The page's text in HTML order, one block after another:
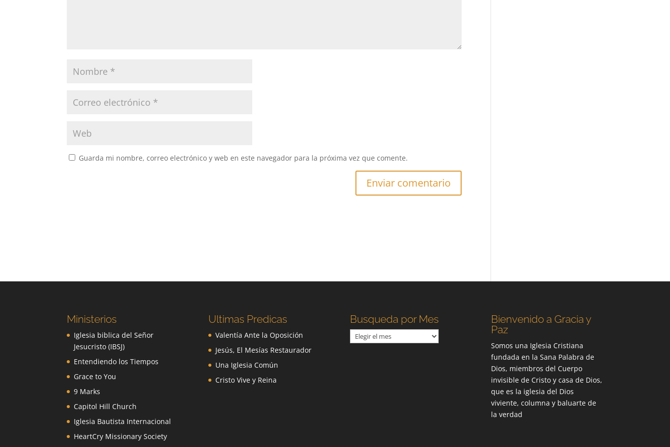
Guarda mi nombre, correo electrónico y web en este navegador para la próxima vez que comente.
Ministerios
Iglesia biblica del Señor
Jesucristo (IBSJ)
Entendiendo los Tiempos
Grace to You
9 Marks
Capitol Hill Church
Iglesia Bautista Internacional
HeartCry Missionary Society
Ultimas Predicas
Valentía Ante la Oposición
Jesús, El Mesías Restaurador
Una Iglesia Común
Cristo Vive y Reina
Busqueda por Mes
Busqueda
por
Bienvenido a Gracia y
Paz
Somos una Iglesia Cristiana
fundada en la Sana Palabra de
Dios, miembros del Cuerpo
invisible de Cristo y casa de Dios,
que es la iglesia del Dios
viviente, columna y baluarte de
la verdad